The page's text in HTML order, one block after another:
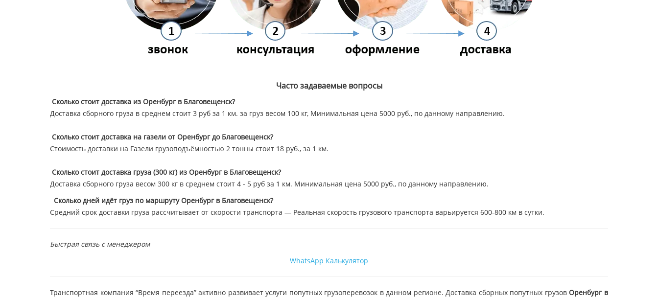
Часто задаваемые вопросы
Сколько стоит доставка из Оренбург в Благовещенск?
Доставка сборного груза в среднем стоит 3 руб за 1 км. за груз весом 100 кг, Минимальная цена 5000 руб., по данному направлению.
Сколько стоит доставка на газели от Оренбург до Благовещенск?
Стоимость доставки на Газели грузоподъёмностью 2 тонны стоит 18 руб., за 1 км.
Сколько стоит доставка груза (300 кг) из Оренбург в Благовещенск?
Доставка сборного груза весом 300 кг в среднем стоит 4 - 5 руб за 1 км. Минимальная цена 5000 руб., по данному направлению.
Сколько дней идёт груз по маршруту Оренбург в Благовещенск?
Средний срок доставки груза рассчитывает от скорости транспорта — Реальная скорость грузового транспорта варьируется 600-800 км в сутки.
Быстрая связь с менеджером
WhatsApp Калькулятор
Транспортная компания “Время переезда” активно развивает услуги попутных грузоперевозок в данном регионе. Доставка сборных попутных грузовОренбург в